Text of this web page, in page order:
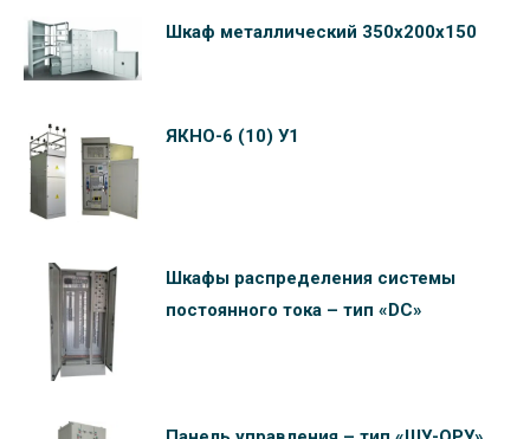
Шкаф металлический 350х200х150
ЯКНО-6 (10) У1
Шкафы распределения системы
постоянного тока – тип «DC»